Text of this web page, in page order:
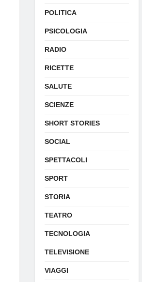
POLITICA
PSICOLOGIA
RADIO
RICETTE
SALUTE
SCIENZE
SHORT STORIES
SOCIAL
SPETTACOLI
SPORT
STORIA
TEATRO
TECNOLOGIA
TELEVISIONE
VIAGGI